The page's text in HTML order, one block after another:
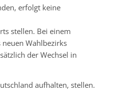
erfolgt keine
stellen. Bei einem
Wahlbezirks
der Wechsel in
aufhalten, stellen.